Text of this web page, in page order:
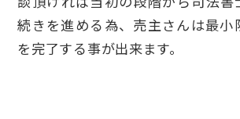
続きを進める為、売主さんは最小
を完了する事が出来ます。